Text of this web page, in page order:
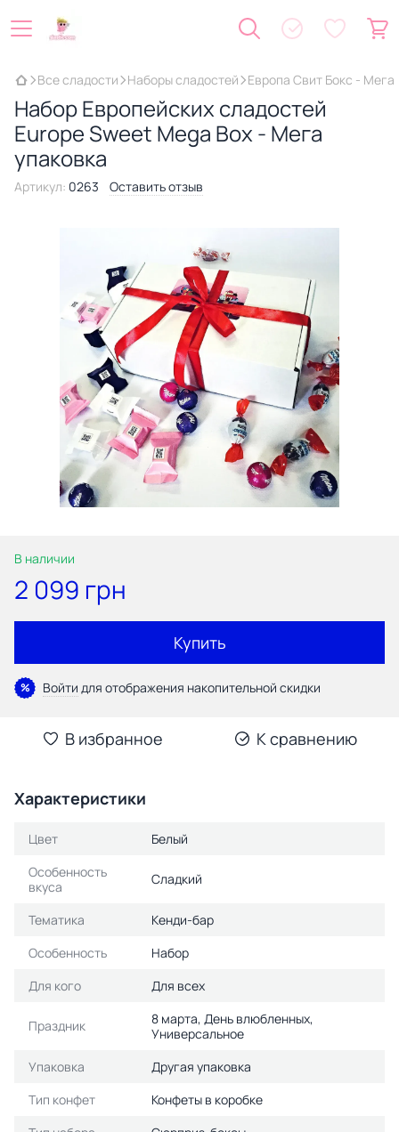
Все сладости Наборы сладостей Европа Свит Бокс - Мега
Набор Европейских сладостей
Europe Sweet Mega Box - Мега
упаковка
Артикул: 0263 Оставить отзыв
В наличии
2 099 грн
Купить
% Войти для отображения накопительной скидки
В избранное К сравнению
Характеристики
Цвет
Белый
Особенность
вкуса
Сладкий
Тематика
Кенди-бар
Особенность
Набор
Для кого
Для всех
Праздник
8 марта, День влюбленных,
Универсальное
Упаковка
Другая упаковка
Тип конфет
Конфеты в коробке